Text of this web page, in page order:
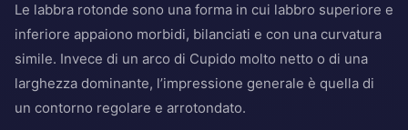
Le labbra rotonde sono una forma in cui labbro superiore e
inferiore appaiono morbidi, bilanciati e con una curvatura
simile. Invece di un arco di Cupido molto netto o di una
larghezza dominante, l’impressione generale è quella di
un contorno regolare e arrotondato.